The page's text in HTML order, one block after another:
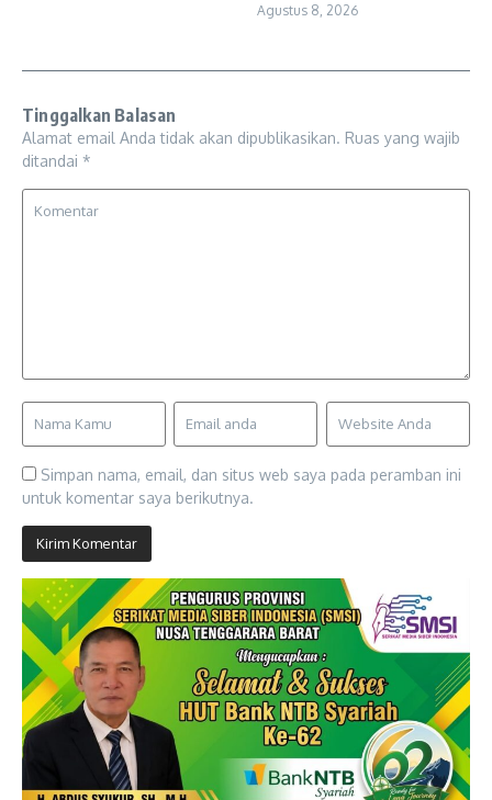
Agustus 8, 2026
Tinggalkan Balasan
Alamat email Anda tidak akan dipublikasikan. Ruas yang wajib
ditandai *
Simpan nama, email, dan situs web saya pada peramban ini
untuk komentar saya berikutnya.